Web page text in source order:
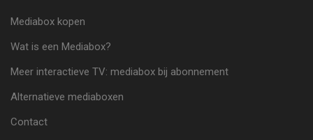
Mediabox kopen
Wat is een Mediabox?
Meer interactieve TV: mediabox bij abonnement
Alternatieve mediaboxen
Contact